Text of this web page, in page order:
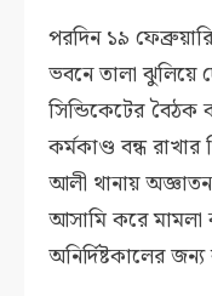
পরদিন ১৯
ভবনে তালা ঝুলিয়ে
সিন্ডিকেটের
কর্মকাণ্ড বন্ধ
আলী থানায়
আসামি করে মামলা
অনির্দিষ্টকালের